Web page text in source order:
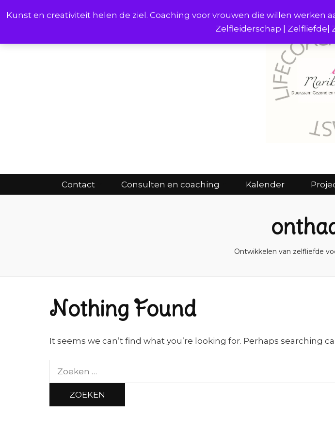
Kunst en creativiteit helen de ziel. Coaching voor vrouwen die willen werken
Zelfleiderschap | Zelfliefde|
Contact Consulten en coaching Kalender
Contact Consulten en
Ontwikkelen van zelfliefde
Nothing Found
It seems we can’t find what you’re looking for. Perhaps searching
Zoeken